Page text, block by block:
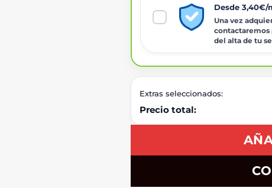
Desde 3,40€/
Una vez
contactaremos
del alta de tu
Extras seleccionados:
Precio total: